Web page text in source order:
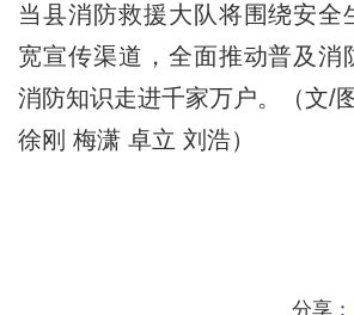
当县消防救援大队将围绕安全
宽宣传渠道，全面推动普及消
消防知识走进千家万户。（文/
徐刚 梅潇 卓立 刘浩）
分享：